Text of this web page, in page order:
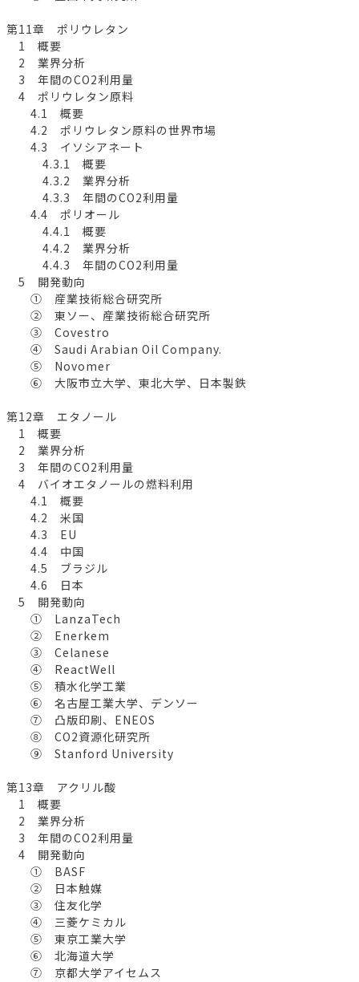
第11章 ポリウレタン
1 概要
2 業界分析
3 年間のCO2利用量
4 ポリウレタン原料
4.1 概要
4.2 ポリウレタン原料の世界市場
4.3 イソシアネート
4.3.1 概要
4.3.2 業界分析
4.3.3 年間のCO2利用量
4.4 ポリオール
4.4.1 概要
4.4.2 業界分析
4.4.3 年間のCO2利用量
5 開発動向
① 産業技術総合研究所
② 東ソー、産業技術総合研究所
③ Covestro
④ Saudi Arabian Oil Company.
⑤ Novomer
⑥ 大阪市立大学、東北大学、日本製鉄
第12章 エタノール
1 概要
2 業界分析
3 年間のCO2利用量
4 バイオエタノールの燃料利用
4.1 概要
4.2 米国
4.3 EU
4.4 中国
4.5 ブラジル
4.6 日本
5 開発動向
① LanzaTech
② Enerkem
③ Celanese
④ ReactWell
⑤ 積水化学工業
⑥ 名古屋工業大学、デンソー
⑦ 凸版印刷、ENEOS
⑧ CO2資源化研究所
⑨ Stanford University
第13章 アクリル酸
1 概要
2 業界分析
3 年間のCO2利用量
4 開発動向
① BASF
② 日本触媒
③ 住友化学
④ 三菱ケミカル
⑤ 東京工業大学
⑥ 北海道大学
⑦ 京都大学アイセムス